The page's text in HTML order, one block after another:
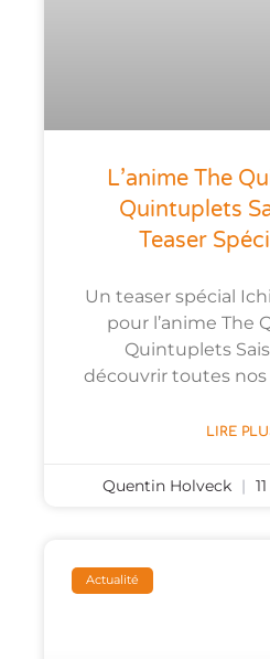
L’anime The
Quintuplets
Teaser
Un teaser spécial
pour l’anime The
Quintuplets
découvrir toutes nos
LIRE
Quentin Holveck
Actualité